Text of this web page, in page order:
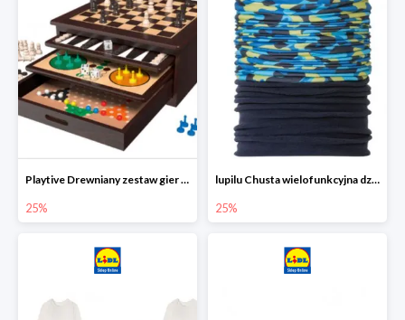
Playtive Drewniany zestaw gier 10 w 1
25%
lupilu Chusta wielofunkcyjna dziecięca
25%